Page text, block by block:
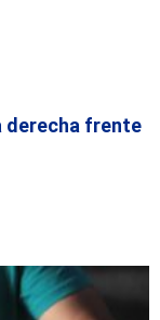
derecha frente